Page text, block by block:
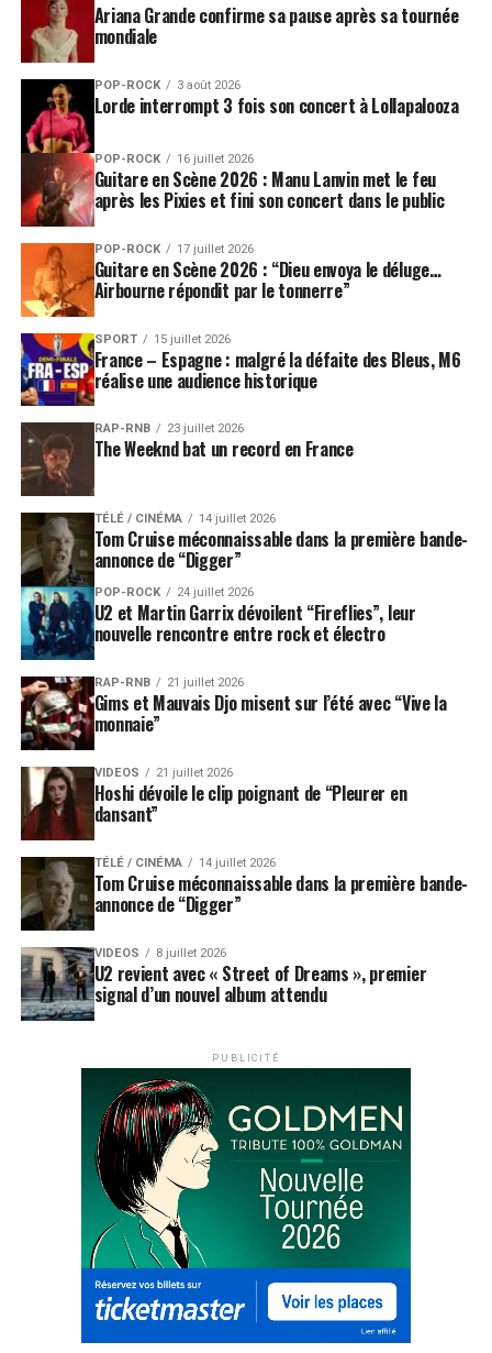
Ariana Grande confirme sa pause après sa tournée
mondiale
POP-ROCK 3 août 2026
Lorde interrompt 3 fois son concert à Lollapalooza
POP-ROCK 16 juillet 2026
Guitare en Scène 2026 : Manu Lanvin met le feu
après les Pixies et fini son concert dans le public
POP-ROCK 17 juillet 2026
Guitare en Scène 2026 : “Dieu envoya le déluge…
Airbourne répondit par le tonnerre”
SPORT 15 juillet 2026
France – Espagne : malgré la défaite des Bleus, M6
réalise une audience historique
RAP-RNB 23 juillet 2026
The Weeknd bat un record en France
TÉLÉ / CINÉMA 14 juillet 2026
Tom Cruise méconnaissable dans la première bande-
annonce de “Digger”
POP-ROCK 24 juillet 2026
U2 et Martin Garrix dévoilent “Fireflies”, leur
nouvelle rencontre entre rock et électro
RAP-RNB 21 juillet 2026
Gims et Mauvais Djo misent sur l’été avec “Vive la
monnaie”
VIDEOS 21 juillet 2026
Hoshi dévoile le clip poignant de “Pleurer en
dansant”
TÉLÉ / CINÉMA 14 juillet 2026
Tom Cruise méconnaissable dans la première bande-
annonce de “Digger”
VIDEOS 8 juillet 2026
U2 revient avec « Street of Dreams », premier
signal d’un nouvel album attendu
PUBLICITÉ